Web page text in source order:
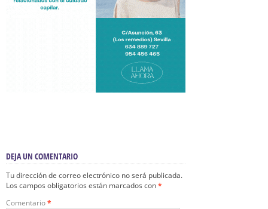
DEJA UN COMENTARIO
Tu dirección de correo electrónico no será publicada.
Los campos obligatorios están marcados con*
Comentario*